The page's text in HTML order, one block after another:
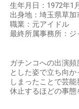
生年月日：1972年1
出身地：埼玉県草加
職業：元アイドル
最終所属事務所：
ガチンコへの出演
とした姿で立ち向
しまったことで芸
休止するほどの事態